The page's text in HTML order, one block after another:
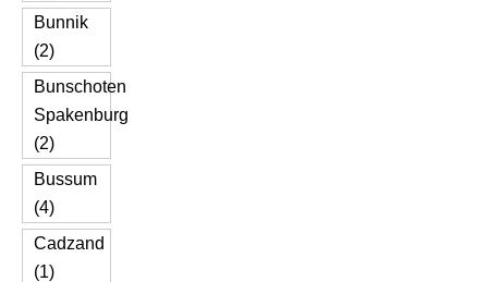
Bunnik
(2)
Bunschoten
Spakenburg
(2)
Bussum
(4)
Cadzand
(1)